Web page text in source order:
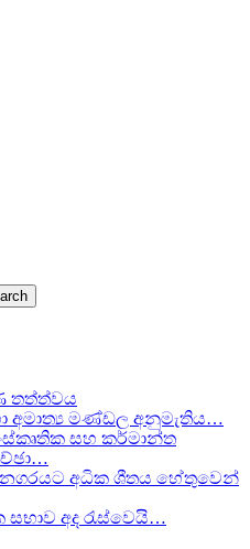
තත්ත්වය
අමාත්‍ය මණ්ඩල අනුමැතිය…
සහ කර්මාන්ත
අධික ශීතය හේතුවෙන්
සභාව අද රැස්වෙයි…